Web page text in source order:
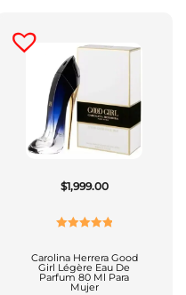
$1,999.00
Con5.00De
5
Carolina Herrera Good
Girl Légère Eau De
Parfum 80 Ml Para
Mujer